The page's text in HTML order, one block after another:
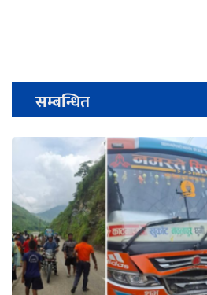
सम्बन्धित